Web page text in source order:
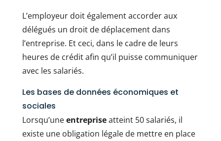
L’employeur doit également accorder aux
délégués un droit de déplacement dans
l’entreprise. Et ceci, dans le cadre de leurs
heures de crédit afin qu’il puisse communiquer
avec les salariés.
Les bases de données économiques et
sociales
Lorsqu’uneentrepriseatteint 50 salariés, il
existe une obligation légale de mettre en place